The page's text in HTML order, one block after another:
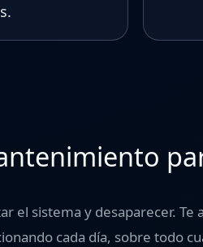
el sistema y desaparecer. Te
cada día, sobre todo